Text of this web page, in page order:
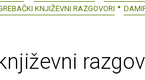
KNJIŽEVNI RAZGOVORI